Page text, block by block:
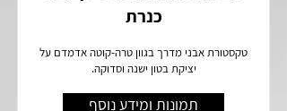
כנרת
טקסטורת אבני מדרך בגוון טרה-קוטה אדמדם על
יציקת בטון ישנה וסדוקה.
תמונות ומידע נוסף